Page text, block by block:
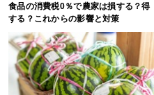
食品の消費税0％で農家は損する？得
する？これからの影響と対策